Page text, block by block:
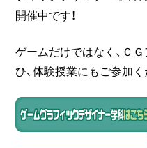
開催中です！
ゲームだけではなく、Ｃ
ひ、体験授業にもご参加く